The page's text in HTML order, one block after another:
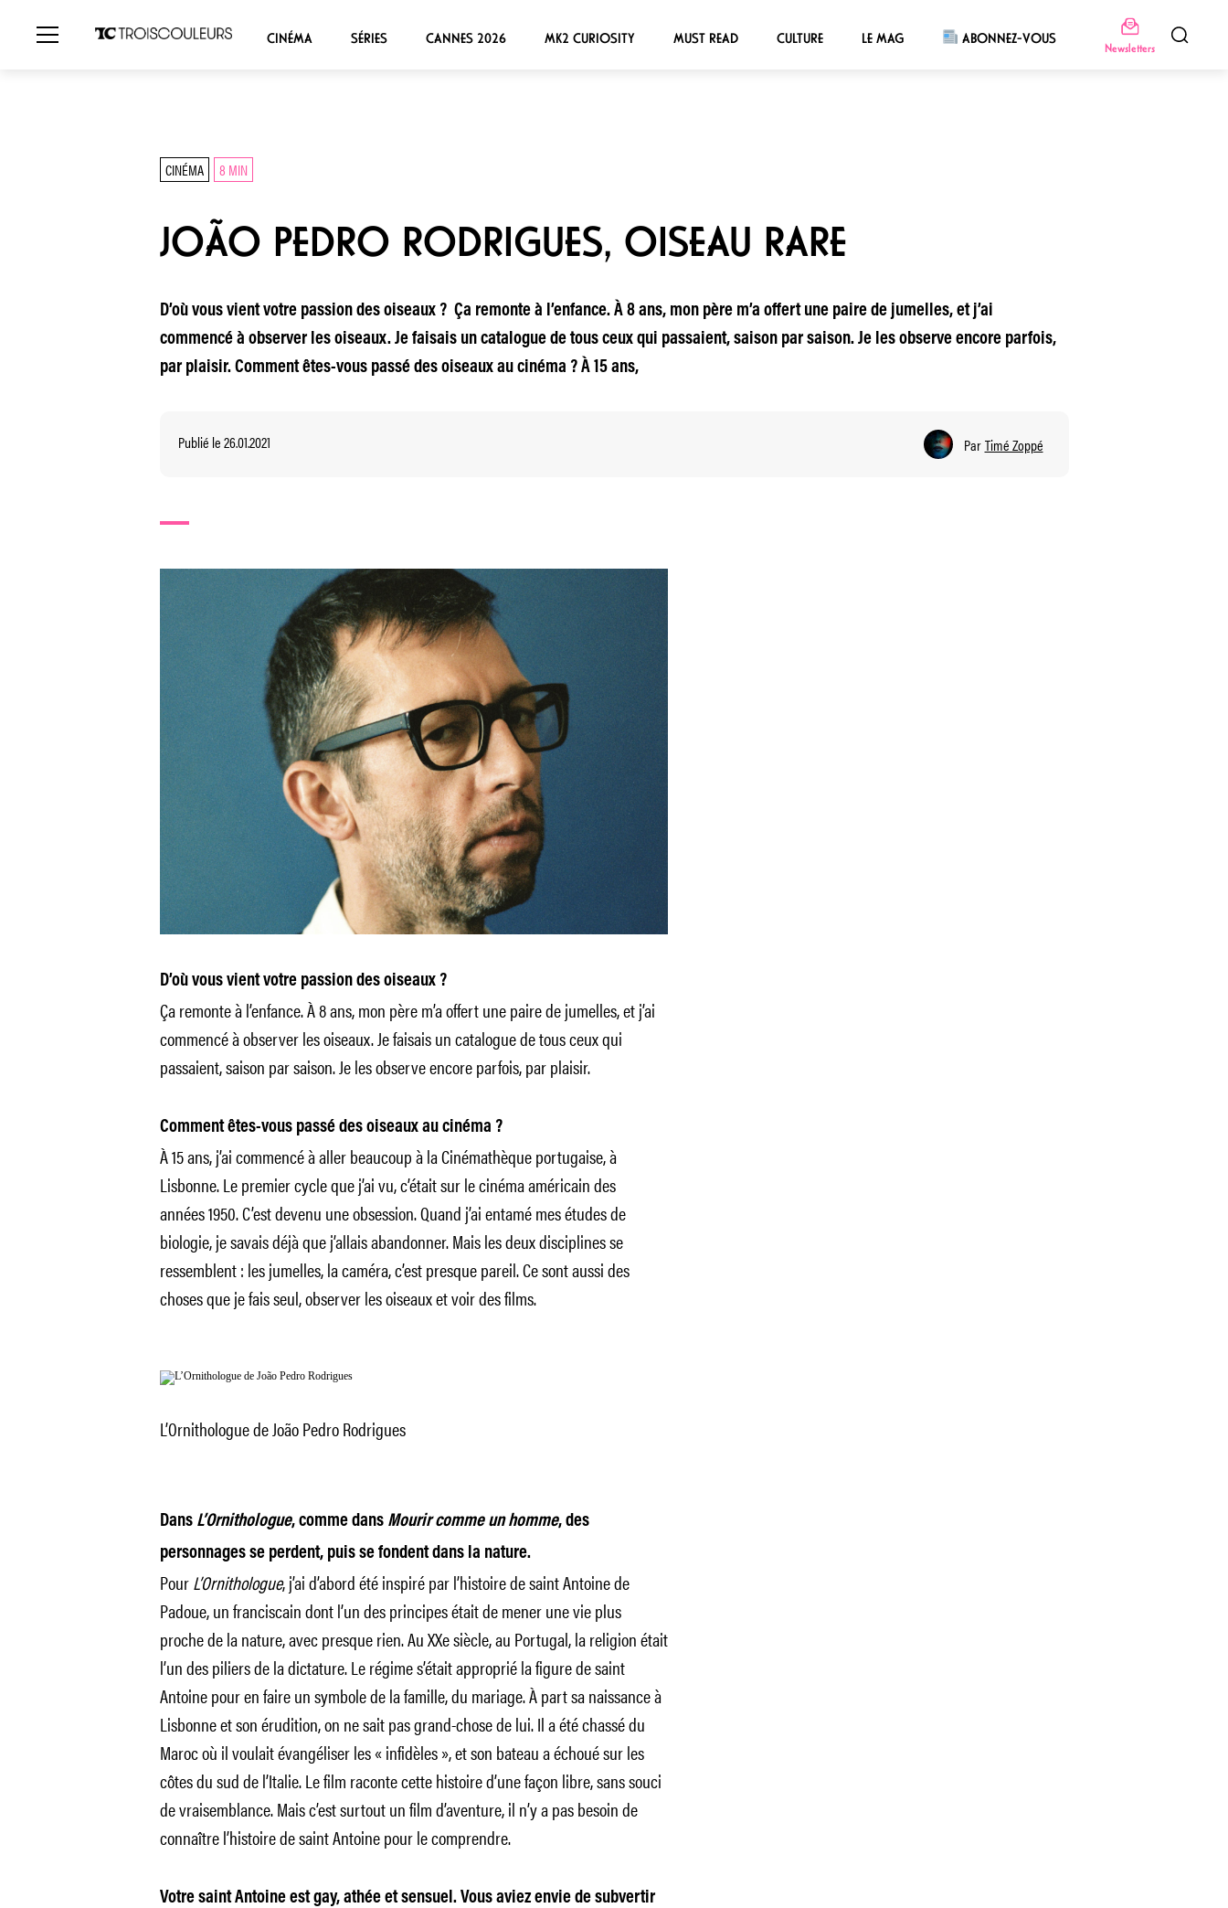
CINÉMA SÉRIES CANNES 2026 MK2 CURIOSITY MUST READ CULTURE LE MAG ABONNEZ-VOUS
Newsletters
CINÉMA 8 MIN
JOÃO PEDRO RODRIGUES, OISEAU RARE
D’où vous vient votre passion des oiseaux ? Ça remonte à l’enfance. À 8 ans, mon père m’a offert une paire de jumelles, et j’ai
commencé à observer les oiseaux. Je faisais un catalogue de tous ceux qui passaient, saison par saison. Je les observe encore parfois,
par plaisir. Comment êtes-vous passé des oiseaux au cinéma ? À 15 ans,
Publié le 26.01.2021 Par Timé Zoppé
D’où vous vient votre passion des oiseaux ?
Ça remonte à l’enfance. À 8 ans, mon père m’a offert une paire de jumelles, et j’ai
commencé à observer les oiseaux. Je faisais un catalogue de tous ceux qui
passaient, saison par saison. Je les observe encore parfois, par plaisir.
Comment êtes-vous passé des oiseaux au cinéma ?
À 15 ans, j’ai commencé à aller beaucoup à la Cinémathèque portugaise, à
Lisbonne. Le premier cycle que j’ai vu, c’était sur le cinéma américain des
années 1950. C’est devenu une obsession. Quand j’ai entamé mes études de
biologie, je savais déjà que j’allais abandonner. Mais les deux disciplines se
ressemblent : les jumelles, la caméra, c’est presque pareil. Ce sont aussi des
choses que je fais seul, observer les oiseaux et voir des films.
L’Ornithologue de João Pedro Rodrigues
Dans L’Ornithologue, comme dans Mourir comme un homme, des
personnages se perdent, puis se fondent dans la nature.
PourL’Ornithologue, j’ai d’abord été inspiré par l’histoire de saint Antoine de
Padoue, un franciscain dont l’un des principes était de mener une vie plus
proche de la nature, avec presque rien. Au XXe siècle, au Portugal, la religion était
l’un des piliers de la dictature. Le régime s’était approprié la figure de saint
Antoine pour en faire un symbole de la famille, du mariage. À part sa naissance à
Lisbonne et son érudition, on ne sait pas grand-chose de lui. Il a été chassé du
Maroc où il voulait évangéliser les « infidèles », et son bateau a échoué sur les
côtes du sud de l’Italie. Le film raconte cette histoire d’une façon libre, sans souci
de vraisemblance. Mais c’est surtout un film d’aventure, il n’y a pas besoin de
connaître l’histoire de saint Antoine pour le comprendre.
Votre saint Antoine est gay, athée et sensuel. Vous aviez envie de subvertir